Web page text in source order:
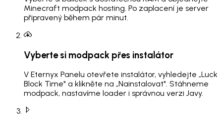
Minecraft modpack hosting. Po zaplacení je server
připravený během pár minut.
Vyberte si modpack přes instalátor
V Eternyx Panelu otevřete instalátor, vyhledejte „Luck
Block Time" a klikněte na „Nainstalovat". Stáhneme
modpack, nastavíme loader i správnou verzi Javy.